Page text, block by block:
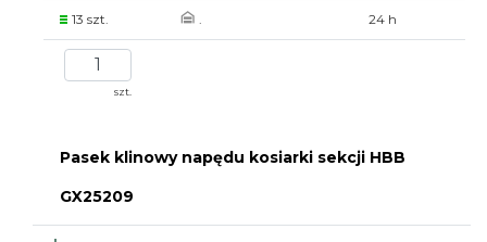
13 szt. . 24 h
szt.
Pasek klinowy napędu kosiarki sekcji HBB
GX25209